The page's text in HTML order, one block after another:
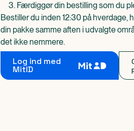
Færdiggør din bestilling som du
Bestiller du inden 12:30 på hverdage,
din pakke samme aften i udvalgte
det ikke nemmere.
Log ind med
MitID